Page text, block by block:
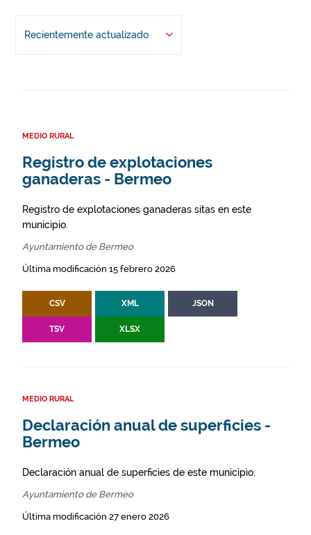
Recientemente actualizado
MEDIO RURAL
Registro de explotaciones
ganaderas - Bermeo
Registro de explotaciones ganaderas sitas en este
municipio.
Ayuntamiento de Bermeo
Última modificación 15 febrero 2026
CSV XML JSON
TSV XLSX
MEDIO RURAL
Declaración anual de superficies -
Bermeo
Declaración anual de superficies de este municipio.
Ayuntamiento de Bermeo
Última modificación 27 enero 2026